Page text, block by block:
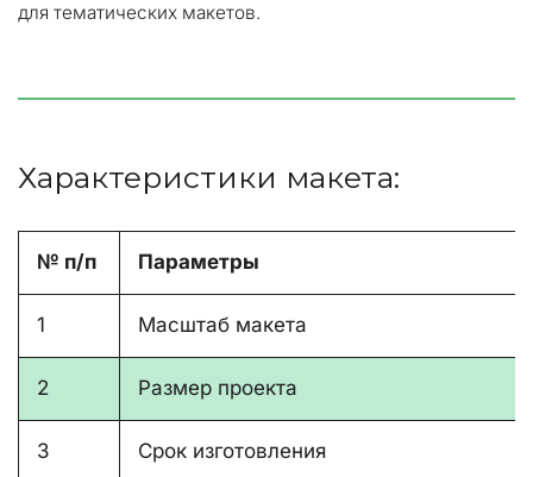
для тематических макетов.
Характеристики макета:
№ п/п Параметры
1 Масштаб макета
2 Размер проекта
3 Срок изготовления